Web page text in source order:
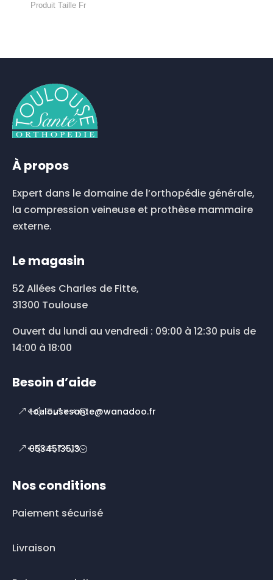
À propos
Expert dans le domaine de l’orthopédie générale,
la compression veineuse et prothèse mammaire
externe.
Le magasin
52 Allées Charles de Fitte,
31300 Toulouse
Ouvert du lundi au vendredi : 09:00 à 12:30 puis de
14:00 à 18:00
Besoin d’aide
toulousesante@wanadoo.fr
0534513513
Nos conditions
Paiement sécurisé
Livraison